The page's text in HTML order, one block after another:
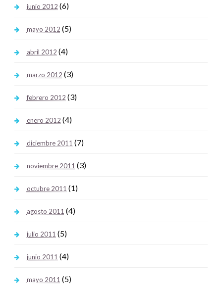
junio 2012 (6)
mayo 2012 (5)
abril 2012 (4)
marzo 2012 (3)
febrero 2012 (3)
enero 2012 (4)
diciembre 2011 (7)
noviembre 2011 (3)
octubre 2011 (1)
agosto 2011 (4)
julio 2011 (5)
junio 2011 (4)
mayo 2011 (5)